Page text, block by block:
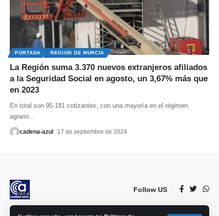
PORTADA REGION DE MURCIA
La Región suma 3.370 nuevos extranjeros afiliados
a la Seguridad Social en agosto, un 3,67% más que
en 2023
En total son 95.181 cotizantes, con una mayoría en el régimen
agrario
cadena-azul 17 de septiembre de 2024
Follow US